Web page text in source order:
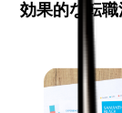
効果的な転職